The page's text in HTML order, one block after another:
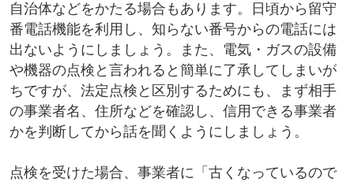
自治体などをかたる場合もあります。日頃から留守
番電話機能を利用し、知らない番号からの電話には
出ないようにしましょう。また、電気・ガスの設備
や機器の点検と言われると簡単に了承してしまいが
ちですが、法定点検と区別するためにも、まず相手
の事業者名、住所などを確認し、信用できる事業者
かを判断してから話を聞くようにしましょう。
点検を受けた場合、事業者に「古くなっているので